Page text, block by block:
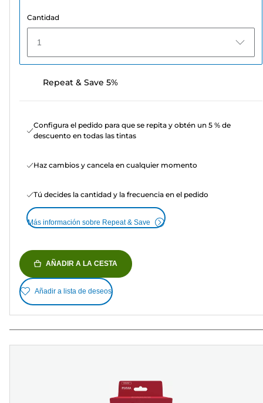
Cantidad
1
Repeat & Save 5%
Configura el pedido para que se repita y obtén un 5 % de
descuento en todas las tintas
Haz cambios y cancela en cualquier momento
Tú decides la cantidad y la frecuencia en el pedido
Más información sobre Repeat & Save
AÑADIR A LA CESTA
Añadir a lista de deseos